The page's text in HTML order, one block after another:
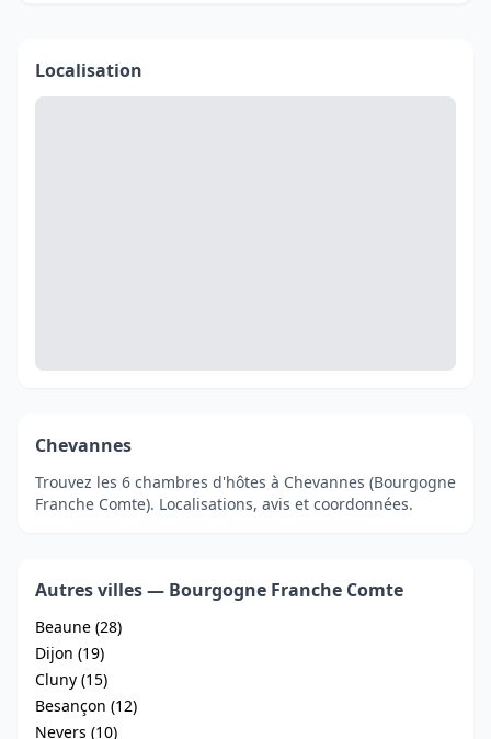
Localisation
Chevannes
Trouvez les 6 chambres d'hôtes à Chevannes (Bourgogne
Franche Comte). Localisations, avis et coordonnées.
Autres villes — Bourgogne Franche Comte
Beaune (28)
Dijon (19)
Cluny (15)
Besançon (12)
Nevers (10)